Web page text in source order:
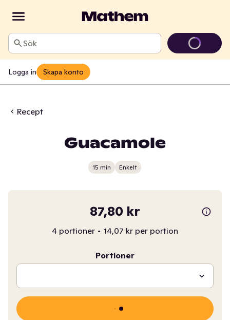
Sök
Logga in Skapa konto
Recept
Guacamole
15 min Enkelt
87,80 kr
4 portioner • 14,07 kr per portion
Portioner